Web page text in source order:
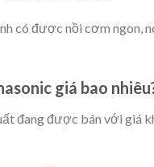
có được nồi cơm ngon,
giá bao
đang được bán với giá